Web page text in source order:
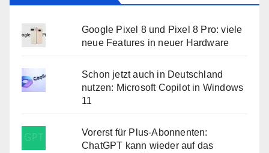
Google Pixel 8 und Pixel 8 Pro: viele
neue Features in neuer Hardware
Schon jetzt auch in Deutschland
nutzen: Microsoft Copilot in Windows
11
Vorerst für Plus-Abonnenten:
ChatGPT kann wieder auf das